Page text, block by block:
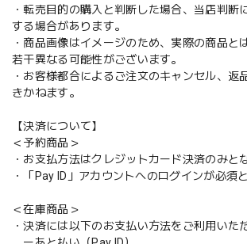
・転売目的の購入と判断した場合、当店判断
する場合があります。
・商品画像はイメージのため、実際の商品と
若干異なる可能性がございます。
・お客様都合によるご注文のキャンセル、返
きかねます。
【決済について】
＜予約商品＞
・お支払方法はクレジットカード決済のみと
・「Pay ID」アカウントへのログインが必須
＜在庫商品＞
・決済には以下のお支払い方法をご利用いた